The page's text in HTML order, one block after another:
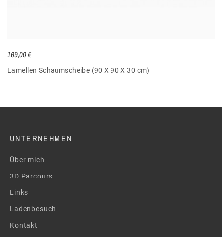
Lamellen Schaumscheibe (90 X 90 X 30 cm)
169,00 €
UNTERNEHMEN
Über mich
3D Parcours
Links
Ladenbesuch
Kontakt